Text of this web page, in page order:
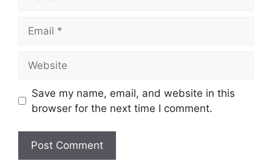
Save my name, email, and website in this
browser for the next time I comment.